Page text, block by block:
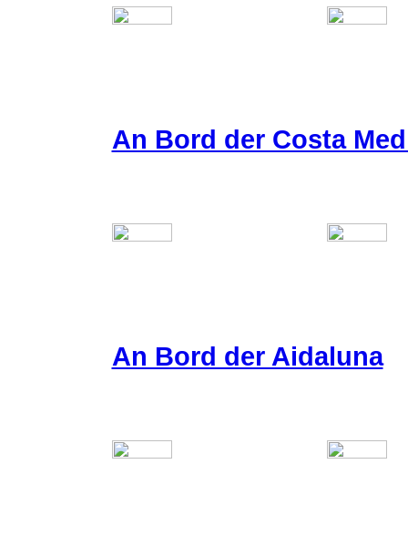
An Bord der Costa
An Bord der Aidaluna